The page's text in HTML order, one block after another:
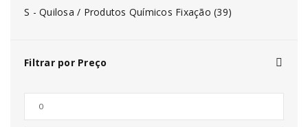
S - Quilosa / Produtos Químicos Fixação (39)
Filtrar por Preço